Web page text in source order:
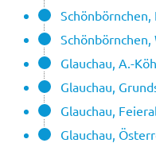
Glauchau, A.-
Glauchau,
Glauchau,
Glauchau,